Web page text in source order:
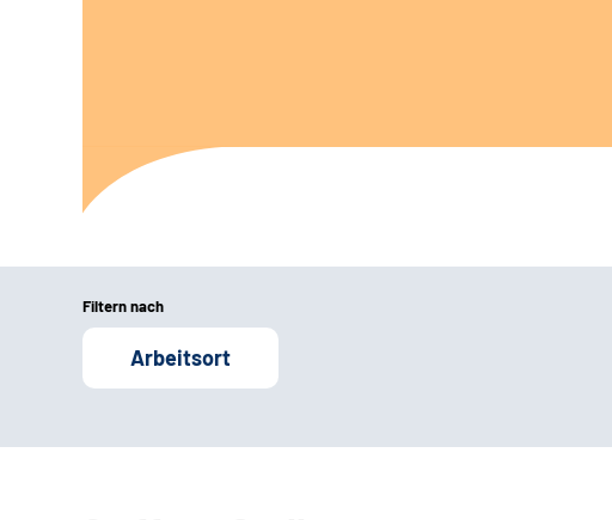
Filtern nach
Arbeitsort